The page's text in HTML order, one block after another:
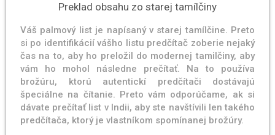
Preklad obsahu zo starej tamílčiny
Váš palmový list je napísaný v starej tamílčine. Preto
si po identifikácií vášho listu predčítač zoberie nejaký
čas na to, aby ho preložil do modernej tamilčiny, aby
vám ho mohol následne prečítať. Na to používa
brožúru, ktorú autentickí predčítači dostávajú
špeciálne na čítanie. Preto vám odporúčame, ak si
dávate prečítať list v Indii, aby ste navštívili len takého
predčítača, ktorý je vlastníkom spomínanej brožúry.